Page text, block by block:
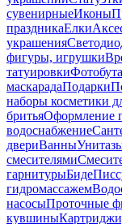
сувенирныеИконы
праздникаЕлки
украшения
фигуры, игрушки
татуировки
маскарадаПодарки
наборы косметики
бритьяОформление
водоснабжение
двериВанны
смесителями
гарнитурыБиде
гидромассажем
насосыПроточные
кувшины